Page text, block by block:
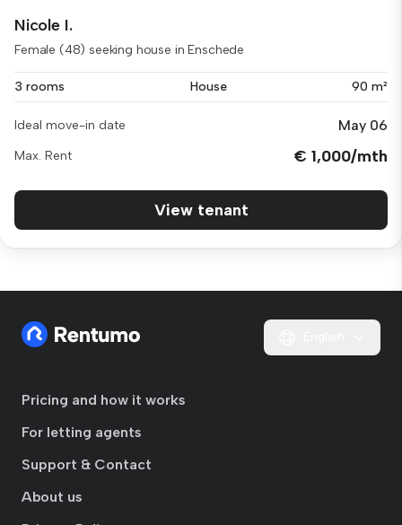
Nicole I.
Female (48) seeking house in Enschede
3 rooms House 90 m²
Ideal move-in date May 06
Max. Rent € 1,000/mth
View tenant
Pricing and how it works
For letting agents
Support & Contact
About us